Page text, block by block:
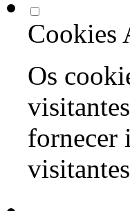
Cookies
Os
fornecer